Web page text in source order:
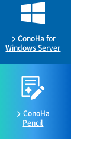
ConoHa for
Windows Server
ConoHa
Pencil